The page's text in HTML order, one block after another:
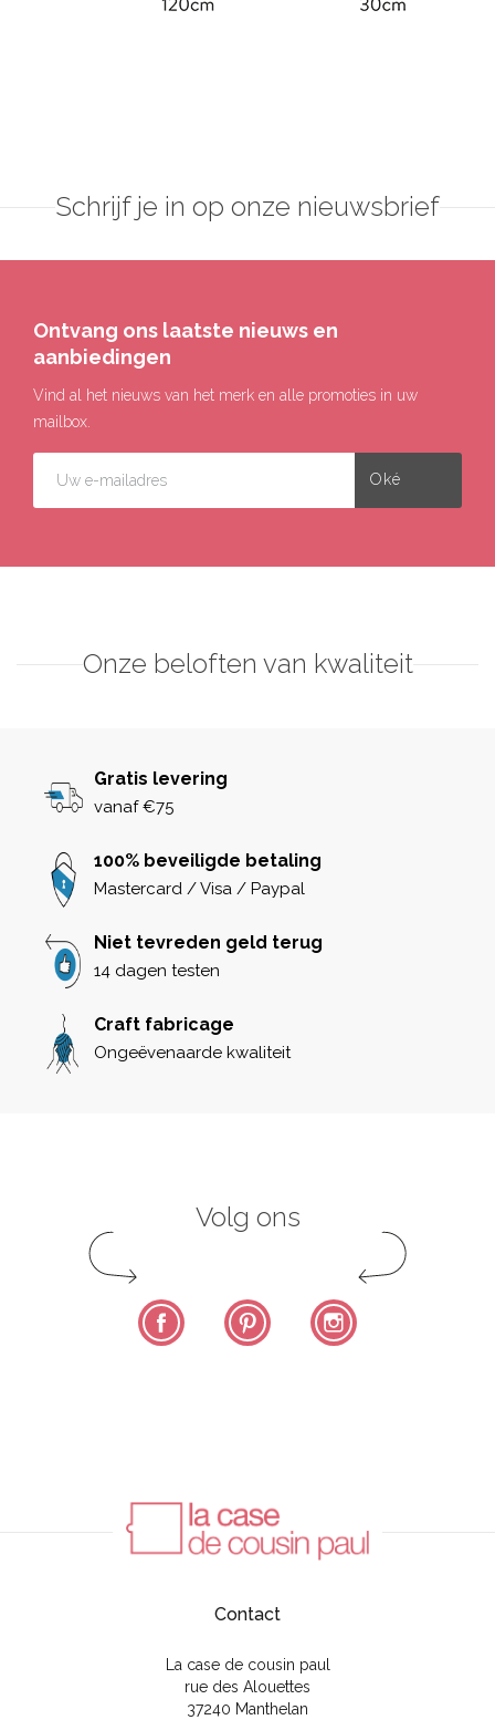
Schrijf je in op onze nieuwsbrief
Ontvang ons laatste nieuws en
aanbiedingen
Vind al het nieuws van het merk en alle promoties in uw
mailbox.
Onze beloften van kwaliteit
Gratis levering
vanaf €75
100% beveiligde betaling
Mastercard / Visa / Paypal
Niet tevreden geld terug
14 dagen testen
Craft fabricage
Ongeëvenaarde kwaliteit
Volg ons
Facebook Pinterest
Contact
La case de cousin paul
rue des Alouettes
37240 Manthelan